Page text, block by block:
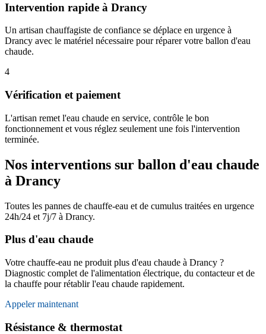
Intervention rapide à Drancy
Un artisan chauffagiste de confiance se déplace en urgence à
Drancy avec le matériel nécessaire pour réparer votre ballon d'eau
chaude.
4
Vérification et paiement
L'artisan remet l'eau chaude en service, contrôle le bon
fonctionnement et vous réglez seulement une fois l'intervention
terminée.
Nos interventions sur ballon d'eau chaude
à Drancy
Toutes les pannes de chauffe-eau et de cumulus traitées en urgence
24h/24 et 7j/7 à Drancy.
Plus d'eau chaude
Votre chauffe-eau ne produit plus d'eau chaude à Drancy ?
Diagnostic complet de l'alimentation électrique, du contacteur et de
la chauffe pour rétablir l'eau chaude rapidement.
Appeler maintenant
Résistance & thermostat